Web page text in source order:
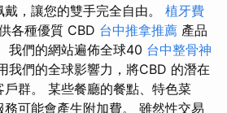
，讓您的雙手完全自由。 植牙費
各種優質 CBD 台中推拿推薦 產品
我們的網站遍佈全球40 台中整骨神
我們的全球影響力，將CBD 的潛在
群。 某些餐廳的餐點、特色菜
可能會產生附加費。 雖然性交易